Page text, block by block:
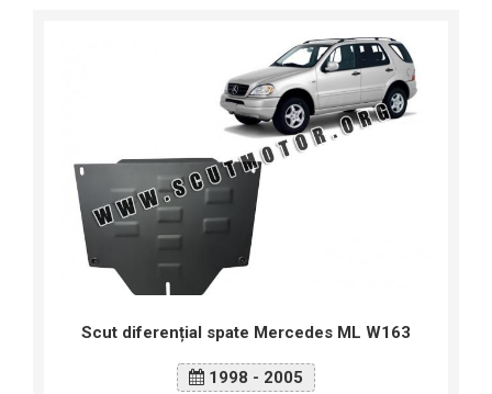
Scut diferențial spate Mercedes ML W163
1998 - 2005